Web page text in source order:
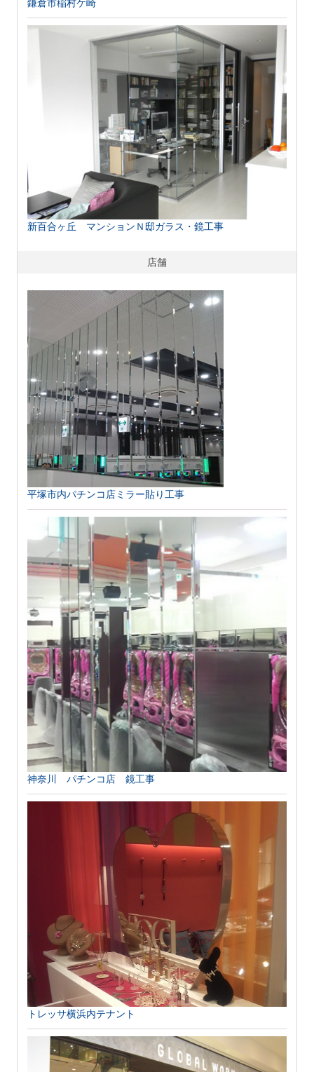
鎌倉市稲村ケ崎
新百合ヶ丘 マンションＮ邸ガラス・鏡工事
店舗
平塚市内パチンコ店ミラー貼り工事
神奈川 パチンコ店 鏡工事
トレッサ横浜内テナント